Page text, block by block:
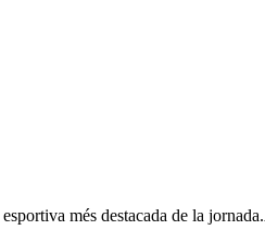
més destacada de la